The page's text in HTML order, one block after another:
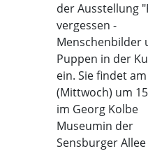
der Ausstellung
vergessen -
Menschenbilder
Puppen in der
ein. Sie findet am
(Mittwoch) um
im Georg Kolbe
Museumin der
Sensburger Allee